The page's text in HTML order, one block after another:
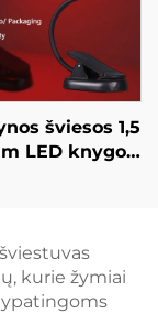
šviesos 1,5
LED knygos
skaitymo
korpusu
kurie žymiai